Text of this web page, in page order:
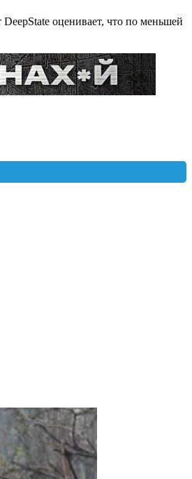
оценивает, что по меньшей